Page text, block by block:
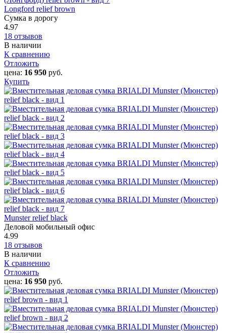
Longford relief brown
Сумка в дорогу
4.97
18 отзывов
В наличии
К сравнению
Отложить
цена: 16 950 руб.
Купить
Munster relief black
Деловой мобильный офис
4.99
18 отзывов
В наличии
К сравнению
Отложить
цена: 16 950 руб.